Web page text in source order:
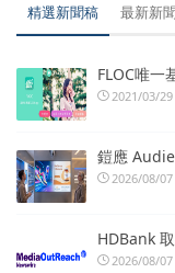
精選新聞稿 最新新
FLOC唯一
2021/03/29
鎧應
2026/08/07
HDBank
2026/08/07